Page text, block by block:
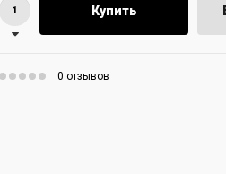
Купить
0 отзывов